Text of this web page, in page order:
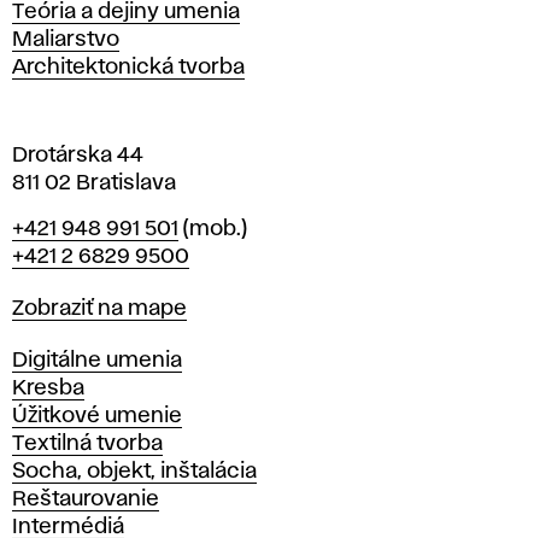
l
a
v
Katedry
Teória a dejiny umenia
Maliarstvo
Architektonická tvorba
Drotárska 44
811 02 Bratislava
Telefón
+421 948 991 501 (mob.)
+421 2 6829 9500
Mapa
Zobraziť na mape
Katedry
Digitálne umenia
Kresba
Úžitkové umenie
Textilná tvorba
Socha, objekt, inštalácia
Reštaurovanie
Intermédiá